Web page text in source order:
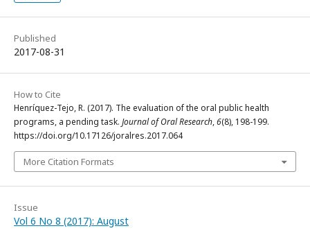
Published
2017-08-31
How to Cite
Henríquez-Tejo, R. (2017). The evaluation of the oral public health
programs, a pending task. Journal of Oral Research,6(8), 198-199.
https://doi.org/10.17126/joralres.2017.064
More Citation Formats
Issue
Vol 6 No 8 (2017): August